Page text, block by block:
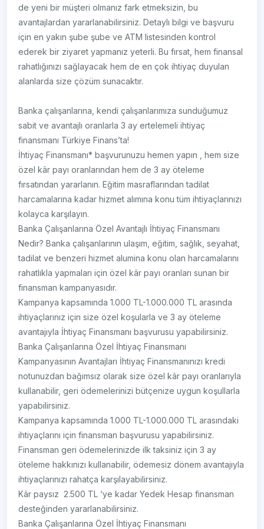
de yeni bir müşteri olmanız fark etmeksizin, bu
avantajlardan yararlanabilirsiniz. Detaylı bilgi ve başvuru
için en yakın şube şube ve ATM listesinden kontrol
ederek bir ziyaret yapmanız yeterli. Bu fırsat, hem finansal
rahatlığınızı sağlayacak hem de en çok ihtiyaç duyulan
alanlarda size çözüm sunacaktır.
​​​​​​​​​​​Banka çalışanlarına, ​kendi çalışanlarımıza sunduğumuz
sabit ve avantajlı oranlarla 3 ay ertelemeli ihtiyaç
finansmanı Türkiye Finans’ta!
İhtiyaç Finansmanı* başvurunuzu hemen yapın , hem size
özel kâr payı oranlarından hem de 3 ay öteleme
fırsatından yararlanın. Eğitim masraflarından tadilat
harcamalarına kadar hizmet alımına konu tüm ihtiyaçlarınızı
kolayca karşılayın.
Banka Çalışanlarına Özel Avantajlı İhtiyaç Finansmanı
Nedir? Banka çalışanlarının ulaşım, eğitim, sağlık, seyahat,
tadilat ve benzeri hizmet alumina konu olan harcamalarını
rahatlıkla yapmaları için özel kâr payı oranları sunan bir
finansman kampanyasıdır.
Kampanya kapsamında 1.000 TL-1.000.000 TL arasında
ihtiyaçlarınız için size özel koşularla ve 3 ay öteleme
avantajıyla İhtiyaç Finansmanı başvurusu yapabilirsiniz.
Banka Çalışanlarına Özel İhtiyaç Finansmanı
Kampanyasının Avantajları İhtiyaç Finansmanınızı kredi
notunuzdan bağımsız olarak size özel kâr payı oranlarıyla
kullanabilir, geri ödemelerinizi bütçenize uygun koşullarla
yapabilirsiniz.
Kampanya kapsamında 1.000 TL-1.000.000 TL arasındaki
ihtiyaçlarını için finansman başvurusu yapabilirsiniz.
Finansman geri ödemelerinizde ilk taksiniz için 3 ay
öteleme hakkınızı kullanabilir, ödemesiz dönem avantajıyla
ihtiyaçlarınızı rahatça karşılayabilirsiniz.
Kâr paysız 2.500 TL ‘ye kadar Yedek Hesap finansman
desteğinden yararlanabilirsiniz.
Banka Çalışanlarına Özel İhtiyaç Finansmanı